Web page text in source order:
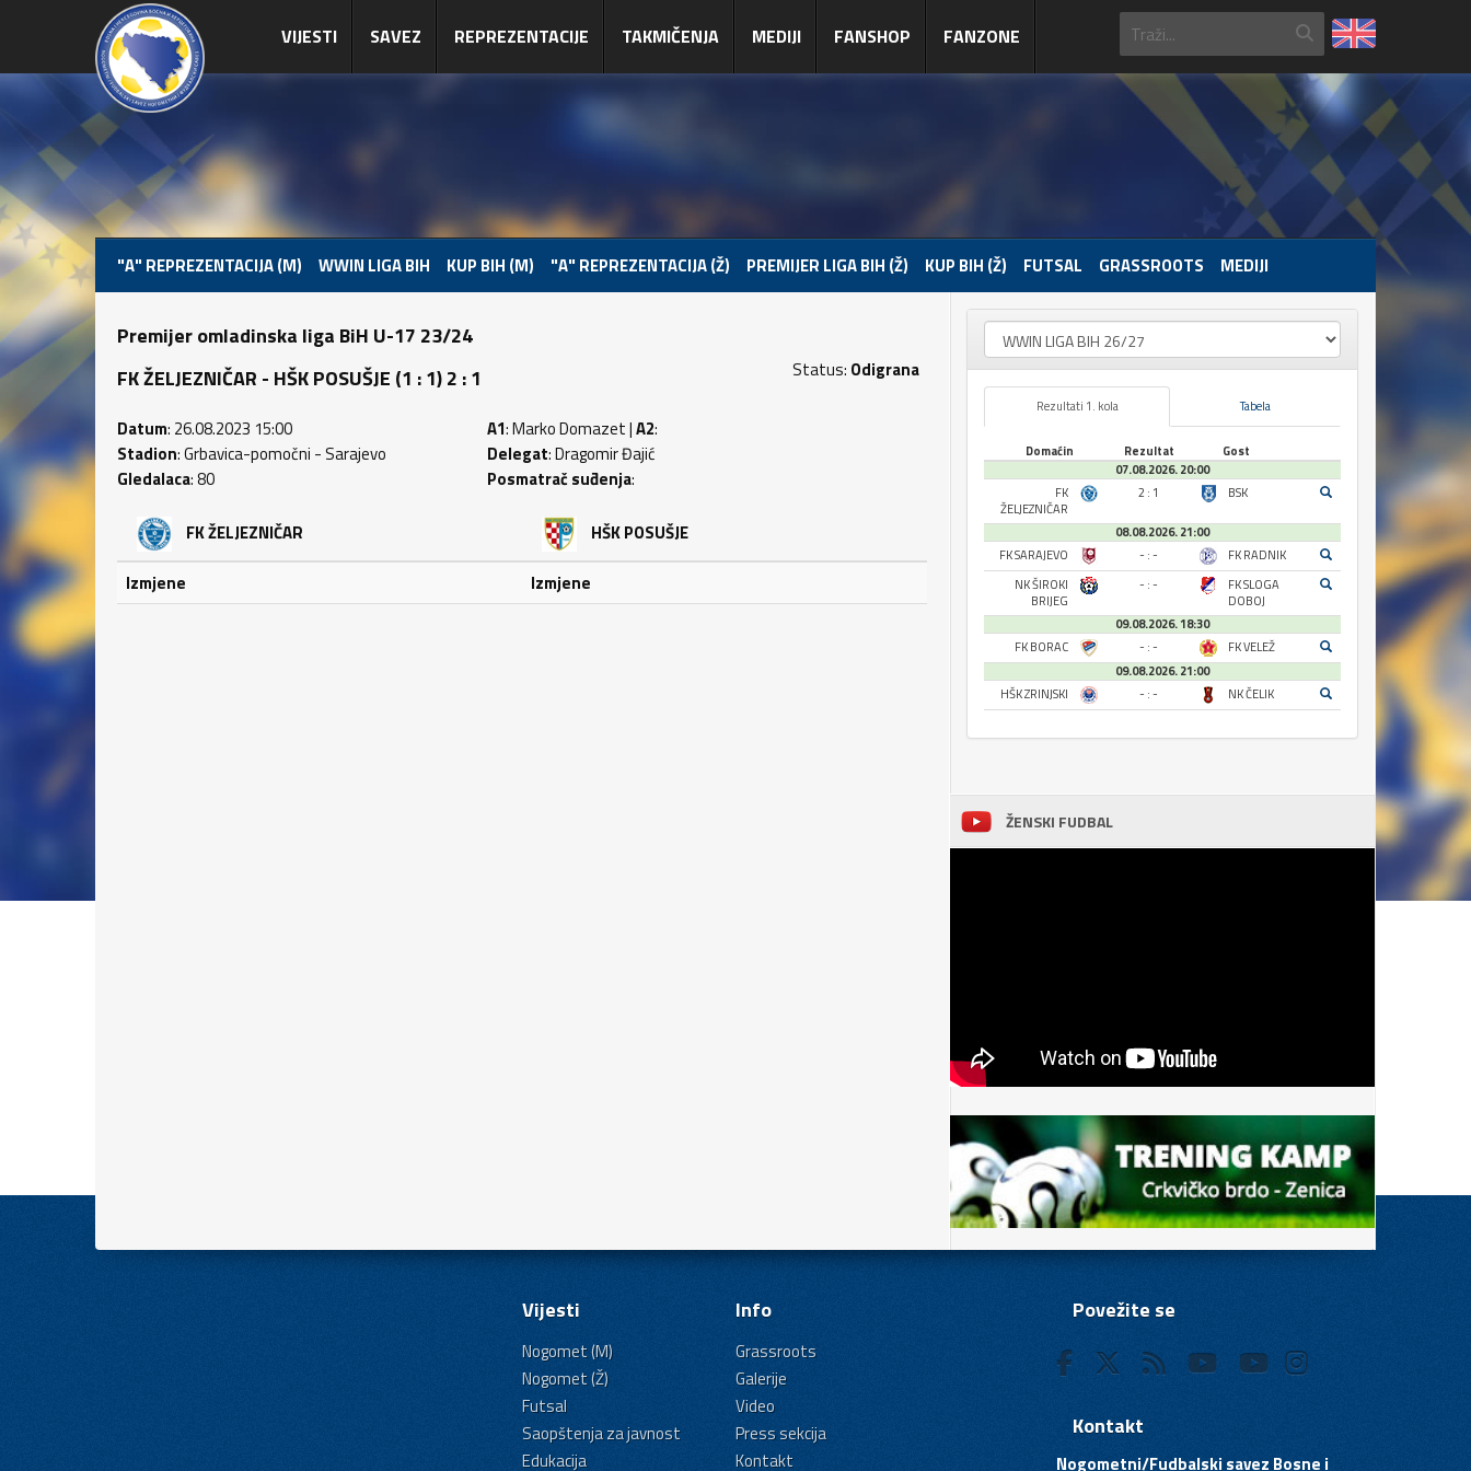
VIJESTI SAVEZ REPREZENTACIJE TAKMIČENJA MEDIJI FANSHOP FANZONE
"A" REPREZENTACIJA (M) WWIN LIGA BIH KUP BIH (M) "A" REPREZENTACIJA (Ž) PREMIJER LIGA BIH (Ž) KUP BIH (Ž) FUTSAL GRASSROOTS MEDIJI
Premijer omladinska liga BiH U-17 23/24
FK ŽELJEZNIČAR - HŠK POSUŠJE (1 : 1) 2 : 1
Status: Odigrana
Datum: 26.08.2023 15:00
Stadion: Grbavica-pomočni - Sarajevo
Gledalaca: 80
A1: Marko Domazet |A2:
Delegat: Dragomir Đajić
Posmatrač suđenja:
FK ŽELJEZNIČAR
Izmjene
HŠK POSUŠJE
Izmjene
Rezultati 1. kola Tabela
Domaćin Rezultat
Gost
07.08.2026. 20:00
FK
ŽELJEZNIČAR
2 : 1 BSK
08.08.2026. 21:00
FK SARAJEVO
- : -
FK RADNIK
NK ŠIROKI
BRIJEG
- : -
FK SLOGA
DOBOJ
09.08.2026. 18:30
FK BORAC
- : -
FK VELEŽ
09.08.2026. 21:00
HŠK ZRINJSKI
- : - NK ČELIK
ŽENSKI FUDBAL
Vijesti
Nogomet (M)
Nogomet (Ž)
Futsal
Saopštenja za javnost
Edukacija
Info
Grassroots
Galerije
Video
Press sekcija
Kontakt
Povežite se
Kontakt
Nogometni/Fudbalski savez Bosne i